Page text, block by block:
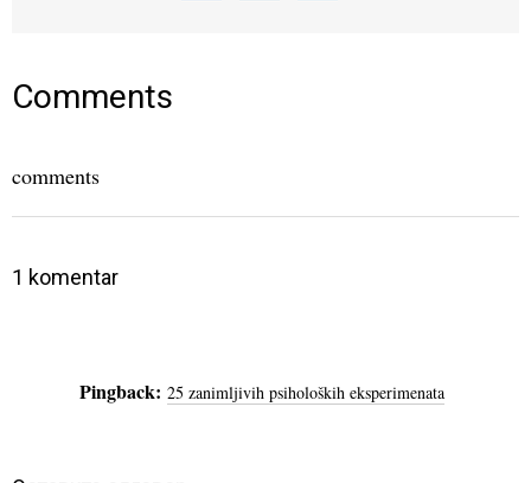
Comments
comments
1 komentar
Pingback: 25 zanimljivih psiholoških eksperimenata